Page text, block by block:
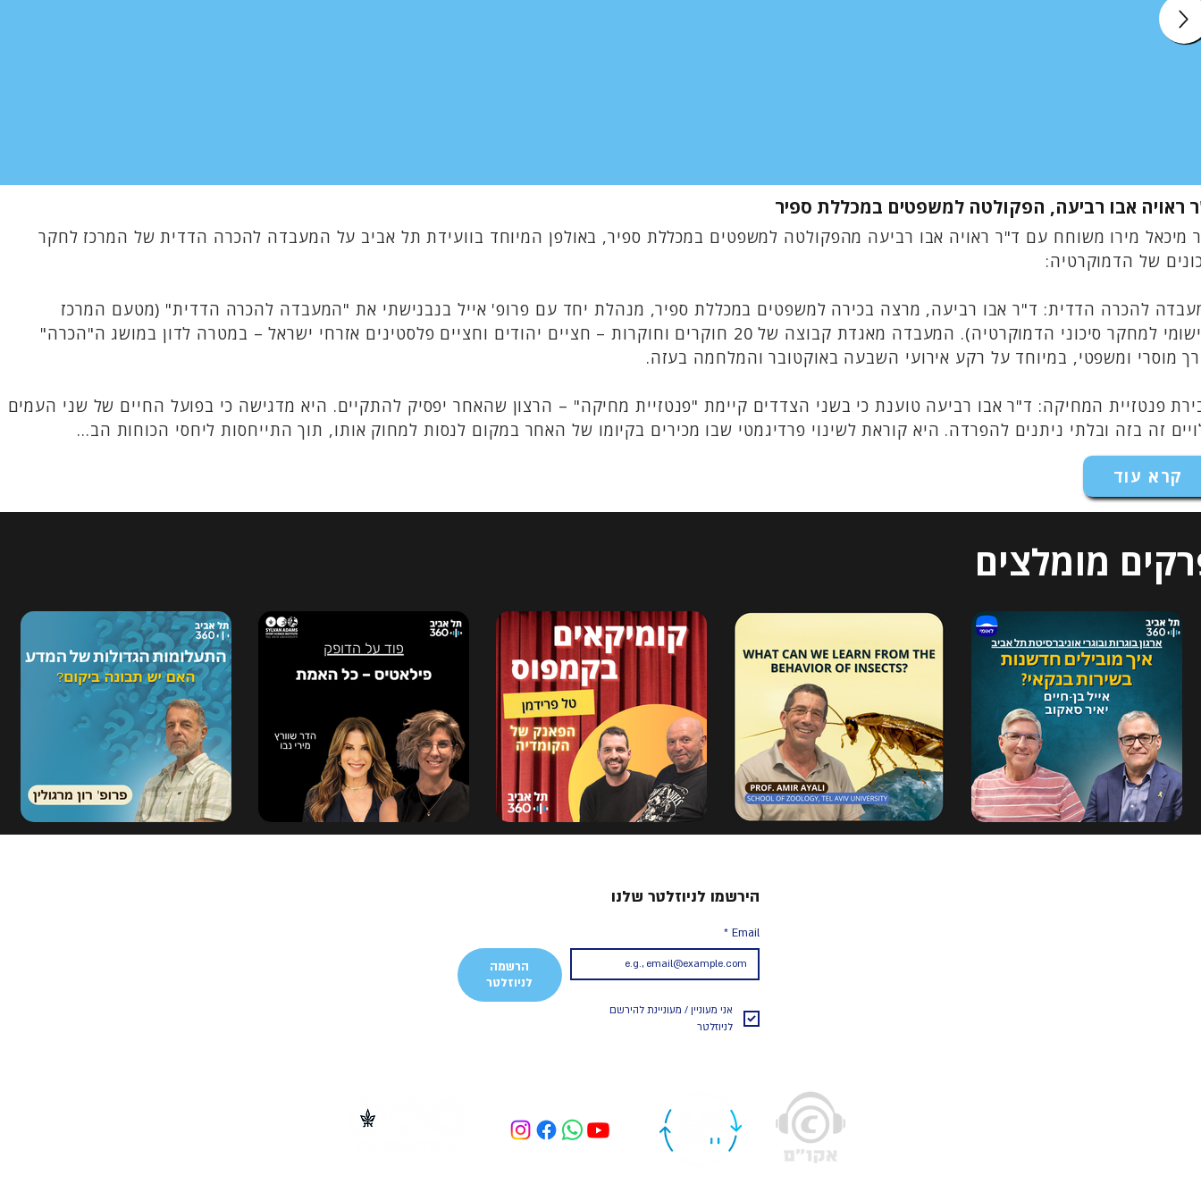
ראויה אבו רביעה, הפקולטה למשפטים במכללת ספיר
מיכאל מירו משוחח עם ד"ר ראויה אבו רביעה מהפקולטה למשפטים במכללת ספיר, באולפן המיוחד בוועידת תל אביב על המעבדה להכרה הדדית של המרכז לחקר
של הדמוקרטיה:
להכרה הדדית: ד"ר אבו רביעה, מרצה בכירה למשפטים במכללת ספיר, מנהלת יחד עם פרופ' אייל בנבנישתי את "המעבדה להכרה הדדית" (מטעם המרכז
היישומי למחקר סיכוני הדמוקרטיה). המעבדה מאגדת קבוצה של 20 חוקרים וחוקרות – חציים יהודים וחציים פלסטינים אזרחי ישראל – במטרה לדון במושג ה"הכרה"
מוסרי ומשפטי, במיוחד על רקע אירועי השבעה באוקטובר והמלחמה בעזה.
פנטזיית המחיקה: ד"ר אבו רביעה טוענת כי בשני הצדדים קיימת "פנטזיית מחיקה" – הרצון שהאחר יפסיק להתקיים. היא מדגישה כי בפועל החיים של שני העמים
זה בזה ובלתי ניתנים להפרדה. היא קוראת לשינוי פרדיגמטי שבו מכירים בקיומו של האחר במקום לנסות למחוק אותו, תוך התייחסות ליחסי הכוחות הב...
קרא עוד
מומלצים
הירשמו לניוזלטר שלנו
Email
*
הרשמה
לניוזלטר
לניוזלטר